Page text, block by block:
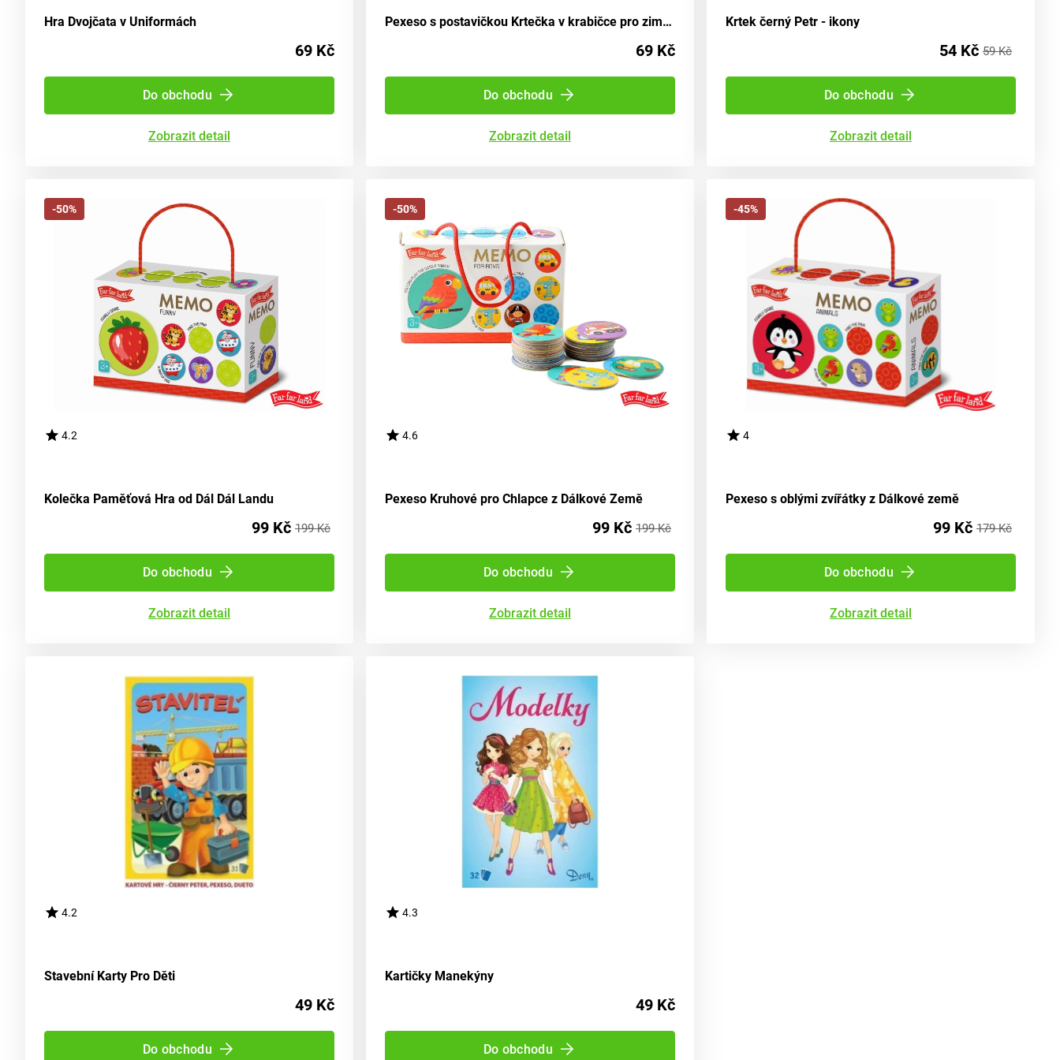
Hra Dvojčata v Uniformách
69 Kč
Do obchodu
Zobrazit detail
Pexeso s postavičkou Krtečka v krabičce pro zimní zábavu
69 Kč
Do obchodu
Zobrazit detail
Krtek černý Petr - ikony
54 Kč 59 Kč
Do obchodu
Zobrazit detail
-50%
4.2
Kolečka Paměťová Hra od Dál Dál Landu
99 Kč 199 Kč
Do obchodu
Zobrazit detail
-50%
4.6
Pexeso Kruhové pro Chlapce z Dálkové Země
99 Kč 199 Kč
Do obchodu
Zobrazit detail
-45%
4
Pexeso s oblými zvířátky z Dálkové země
99 Kč 179 Kč
Do obchodu
Zobrazit detail
4.2
Stavební Karty Pro Děti
49 Kč
Do obchodu
4.3
Kartičky Manekýny
49 Kč
Do obchodu